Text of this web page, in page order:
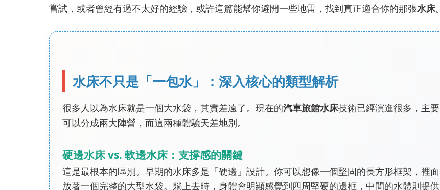
嘗試，或者曾經有過不太好的經驗，或許這篇能幫你避開一些地雷，找到真正適合你的那張水床。
水床不只是「一包水」：深入核心的類型解析
很多人以為水床就是一個大水袋，其實差遠了。現在的汽車旅館水床技術已經演進很多，主要
可以分成兩大陣營，而這兩種體驗天差地別。
硬邊水床 vs. 軟邊水床：支撐感的關鍵
這是最根本的區別。早期的水床多是「硬邊」設計。你可以想像一個堅固的長方形框架，裡面
放著一個完整的大型水袋。躺上去時，身體會明顯感覺到四周堅硬的邊框，中間的水體則提供